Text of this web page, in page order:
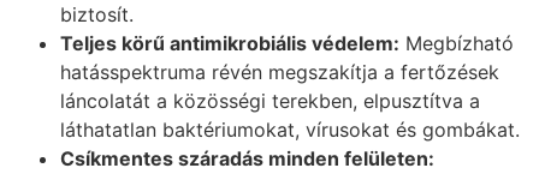
biztosít.
Teljes körű antimikrobiális védelem: Megbízható
hatásspektruma révén megszakítja a fertőzések
láncolatát a közösségi terekben, elpusztítva a
láthatatlan baktériumokat, vírusokat és gombákat.
Csíkmentes száradás minden felületen: